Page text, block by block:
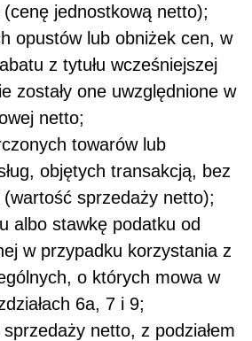
jednostkową netto);
opustów lub obniżek cen, w
z tytułu wcześniejszej
zostały one uwzględnione w
netto;
towarów lub
objętych transakcją, bez
sprzedaży netto);
albo stawkę podatku od
w przypadku korzystania z
o których mowa w
6a, 7 i 9;
netto, z podziałem